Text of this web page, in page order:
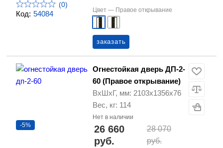
Код: 54084
(0)
Цвет — Правое открывание
заказать
-5%
Огнестойкая дверь ДП-2-
60 (Правое открывание)
ВхШхГ, мм: 2103х1356х76
Вес, кг: 114
Нет в наличии
26 660
руб.
28 070
руб.